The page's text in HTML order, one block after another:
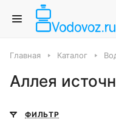
Главная Каталог
Аллея
ФИЛЬТР